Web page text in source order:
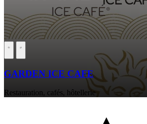
GARDEN ICE CAFE
Restauration, cafés, hôtellerie